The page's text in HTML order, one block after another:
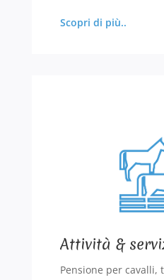
Scopri di più..
Attività &
Pensione per cavalli,